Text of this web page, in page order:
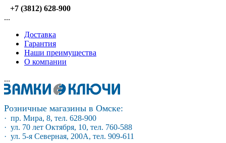
+7 (3812) 628-900
...
Доставка
Гарантия
Наши преимущества
О компании
...
Розничные магазины в Омске:
· пр. Мира, 8, тел. 628-900
· ул. 70 лет Октября, 10, тел. 760-588
· ул. 5-я Северная, 200А, тел. 909-611